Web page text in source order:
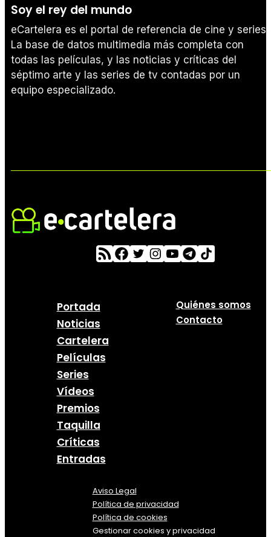
Soy el rey del mundo
eCartelera es el portal de referencia de cine y series.
La base de datos multimedia más completa con
todas las películas, y las noticias y críticas del
séptimo arte y las series de tv contadas por un
equipo especializado.
Portada
Noticias
Cartelera
Películas
Series
Vídeos
Premios
Taquilla
Críticas
Entradas
Quiénes somos
Contacto
Aviso Legal
Política de privacidad
Política de cookies
Gestionar cookies y privacidad